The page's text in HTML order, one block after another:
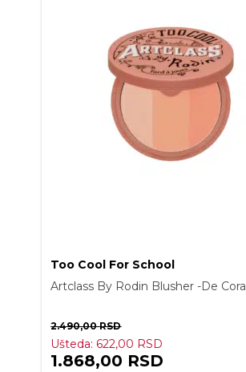
Too Cool For School
Artclass By Rodin Blusher -De Coral
2.490,00RSD
Ušteda: 622,00 RSD
1.868,00 RSD